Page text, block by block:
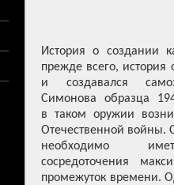
История о создании
прежде всего, история
и создавался
Симонова образца
в таком оружии
Отечественной войны.
необходимо
сосредоточения
промежуток времени.